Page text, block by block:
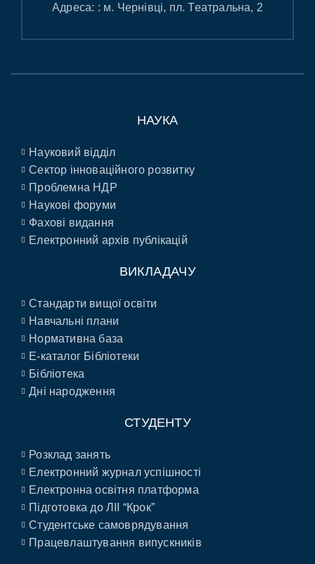
Адреса: : м. Чернівці, пл. Театральна, 2
НАУКА
Науковий відділ
Сектор інноваційного розвитку
Проблемна НДР
Наукові форуми
Фахові видання
Електронний архів публікацій
ВИКЛАДАЧУ
Стандарти вищої освіти
Навчальні плани
Нормативна база
E-каталог Бібліотеки
Бібліотека
Дні народження
СТУДЕНТУ
Розклад занять
Електронний журнал успішності
Електронна освітня платформа
Підготовка до ЛІІ “Крок”
Студентське самоврядування
Працевлаштування випускників